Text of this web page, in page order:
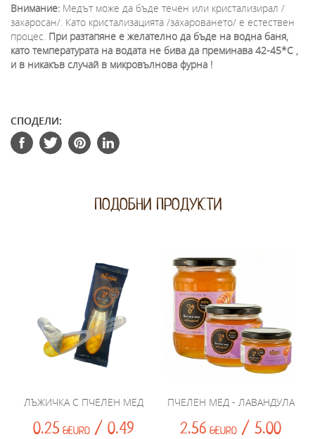
Внимание: Медът може да бъде течен или кристализирал /
захаросан/. Като кристализацията /захароването/ е естествен
процес. При разтапяне е желателно да бъде на водна баня,
като температурата на водата не бива да преминава 42-45*C ,
и в никакъв случай в микровълнова фурна !
СПОДЕЛИ:
ПОДОБНИ ПРОДУКТИ
ЛЪЖИЧКА С ПЧЕЛЕН МЕД
0.25 &EURO / 0.49
ПЧЕЛЕН МЕД - ЛАВАНДУЛА
2.56 &EURO / 5.00